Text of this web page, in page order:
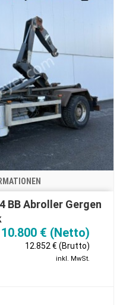
BB Abroller Gergen
10.800 € (Netto)
12.852 € (Brutto)
inkl. MwSt.